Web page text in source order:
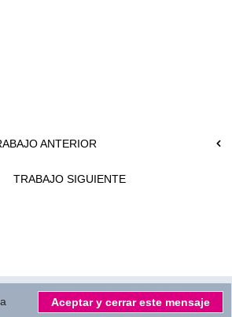
ANTERIOR
TRABAJO SIGUIENTE
byMBC Servicios Audiovisuales S.L.
Aceptar y cerrar este mensaje